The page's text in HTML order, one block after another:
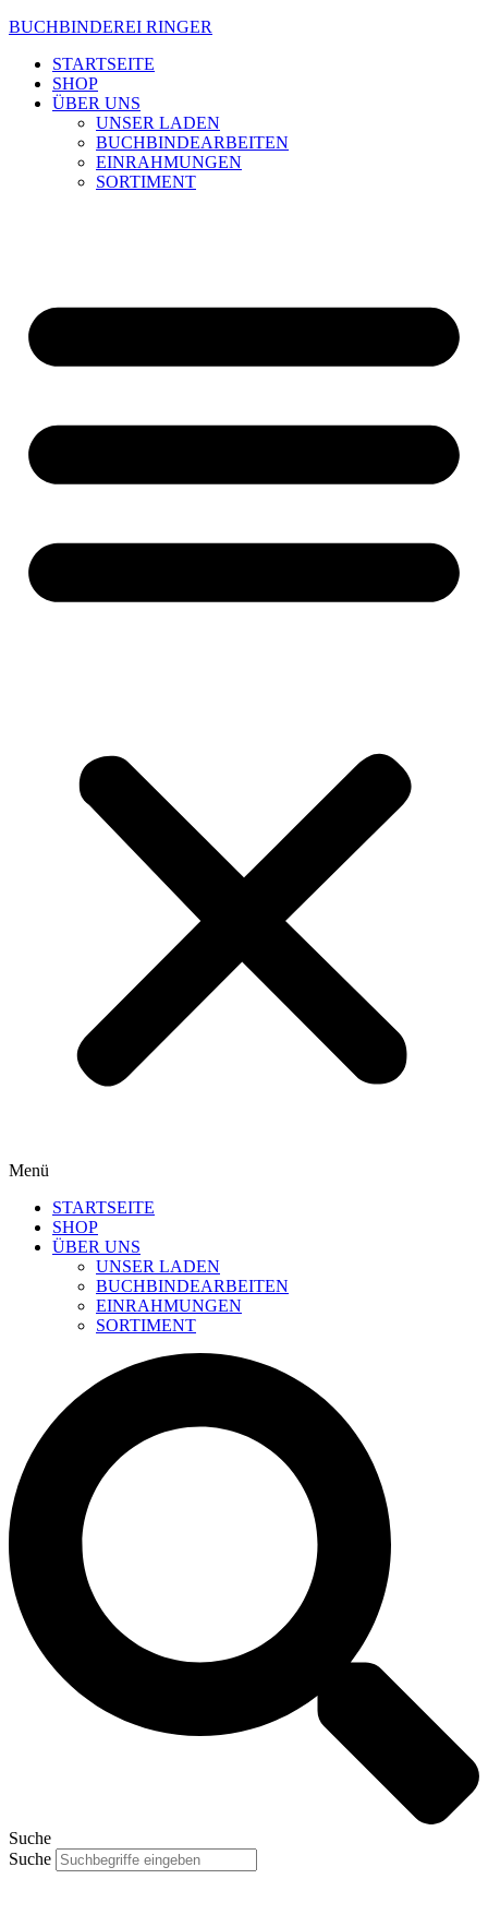
Zum
wechseln
BUCHBINDEREI RINGER
STARTSEITE
SHOP
ÜBER UNS
UNSER LADEN
BUCHBINDEARBEITEN
EINRAHMUNGEN
SORTIMENT
Menü
STARTSEITE
SHOP
ÜBER UNS
UNSER LADEN
BUCHBINDEARBEITEN
EINRAHMUNGEN
SORTIMENT
Suche
Suche